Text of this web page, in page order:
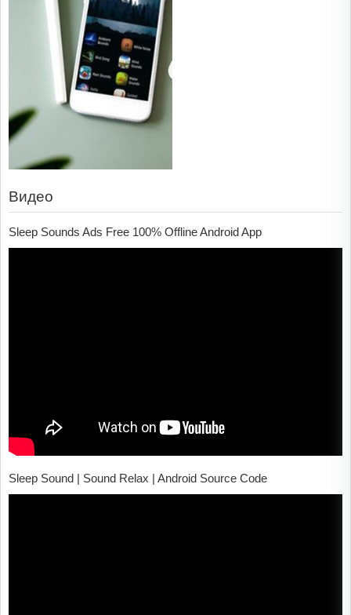
Видео
Sleep Sounds Ads Free 100% Offline Android App
Sleep Sound | Sound Relax | Android Source Code